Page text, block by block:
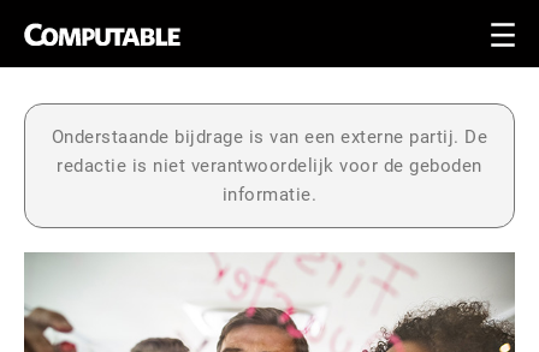
Onderstaande bijdrage is van een externe partij. De
redactie is niet verantwoordelijk voor de geboden
informatie.